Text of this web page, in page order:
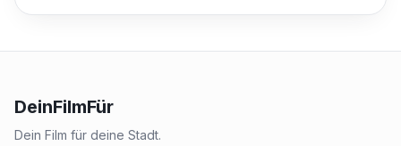
DeinFilmFür
Dein Film für deine Stadt.